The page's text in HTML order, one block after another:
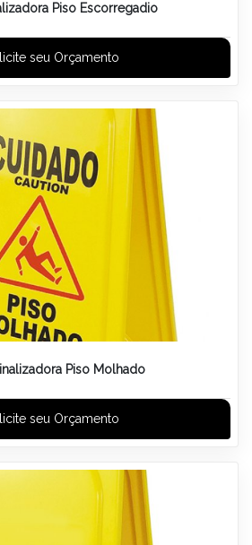
Piso Escorregadio
seu Orçamento
Piso Molhado
seu Orçamento